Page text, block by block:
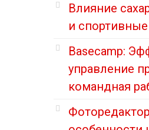
Влияние
и
Basecamp:
управление
командная